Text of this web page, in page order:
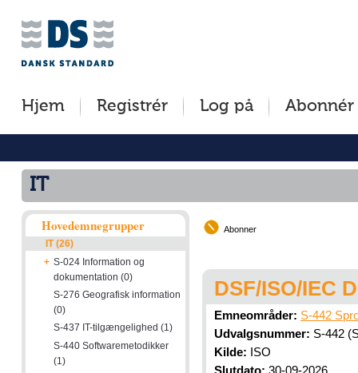
Jump
[s]
Tilgængelighed
Betingelser
Hjem Registrér Log på Abonnér
IT
Hovedemnegrupper
IT (26)
+ S-024 Information og
dokumentation (0)
S-276 Geografisk information
(0)
S-437 IT-tilgængelighed (1)
S-440 Softwaremetodikker
(1)
Abonner
DSF/ISO/IEC
Emneområder: S-442
Udvalgsnummer: S-442
Kilde: ISO